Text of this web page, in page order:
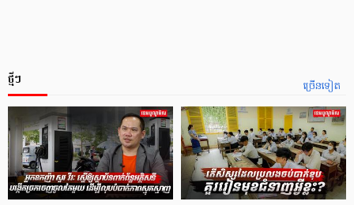
ច្រើនទៀត
ថ្មីៗ